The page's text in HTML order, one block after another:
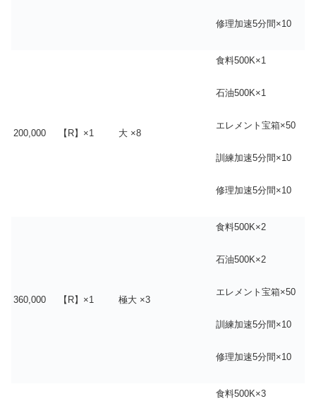
修理加速5分間×10
200,000 【R】×1 大 ×8
食料500K×1
石油500K×1
エレメント宝箱×50
訓練加速5分間×10
修理加速5分間×10
360,000 【R】×1 極大 ×3
食料500K×2
石油500K×2
エレメント宝箱×50
訓練加速5分間×10
修理加速5分間×10
食料500K×3